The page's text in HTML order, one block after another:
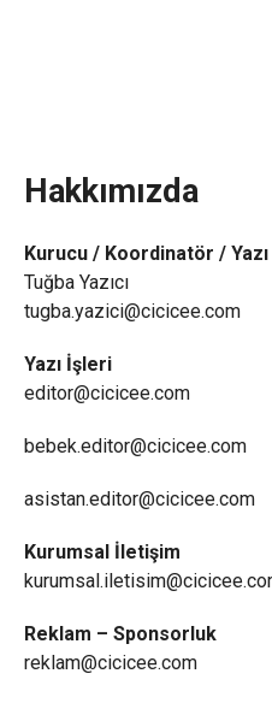
Hakkımızda
Kurucu / Koordinatör /
Tuğba Yazıcı
tugba.yazici@cicicee.com
Yazı İşleri
editor@cicicee.com
bebek.editor@cicicee.com
asistan.editor@cicicee.com
Kurumsal İletişim
Reklam – Sponsorluk
reklam@cicicee.com